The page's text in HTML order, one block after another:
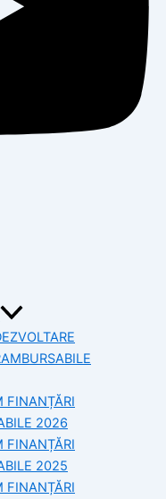
FINANȚĂRI
2026
FINANȚĂRI
2025
FINANȚĂRI